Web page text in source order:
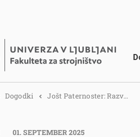
Dogodki Jošt Paternoster: Razv...
01. SEPTEMBER 2025